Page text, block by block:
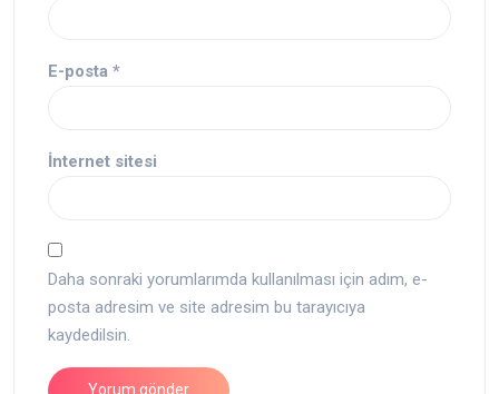
E-posta *
İnternet sitesi
Daha sonraki yorumlarımda kullanılması için adım, e-
posta adresim ve site adresim bu tarayıcıya
kaydedilsin.